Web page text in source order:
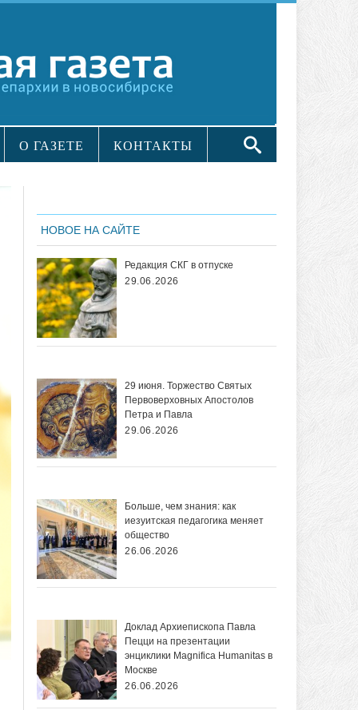
О ГАЗЕТЕ КОНТАКТЫ
НОВОЕ НА САЙТЕ
Редакция СКГ в отпуске
29.06.2026
29 июня. Торжество Святых
Первоверховных Апостолов
Петра и Павла
29.06.2026
Больше, чем знания: как
иезуитская педагогика меняет
общество
26.06.2026
Доклад Архиепископа Павла
Пецци на презентации
энциклики Magnifica Нumanitas в
Москве
26.06.2026